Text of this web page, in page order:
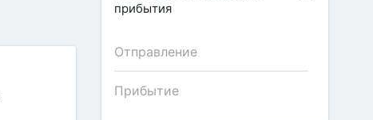
прибытия